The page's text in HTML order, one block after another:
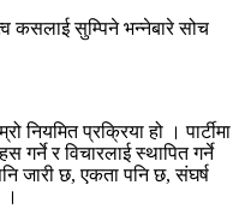
कसलाई सुम्पिने भन्नेबारे सोच
नियमित प्रक्रिया हो । पार्टीमा
गर्ने र विचारलाई स्थापित गर्ने
जारी छ, एकता पनि छ, संघर्ष
।